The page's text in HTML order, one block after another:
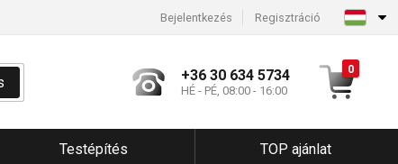
Bejelentkezés Regisztráció
+36 30 634 5734
HÉ - PÉ, 08:00 - 16:00
0
Testépítés TOP ajánlat